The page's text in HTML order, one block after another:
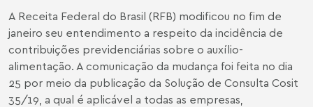
A Receita Federal do Brasil (RFB) modificou no fim de
janeiro seu entendimento a respeito da incidência de
contribuições previdenciárias sobre o auxílio-
alimentação. A comunicação da mudança foi feita no dia
25 por meio da publicação da Solução de Consulta Cosit
35/19, a qual é aplicável a todas as empresas,